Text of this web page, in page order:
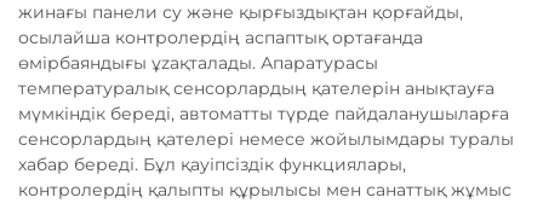
жинағы панели су және қырғыздықтан қорғайды,
осылайша контролердің аспаптық ортағанда
өмірбаяндығы ұzaқталады. Апаратурасы
температуралық сенсорлардың қателерін анықтауға
мүмкіндік береді, автоматты түрде пайдаланушыларға
сенсорлардың қателері немесе жойылымдары туралы
хабар береді. Бұл қауіпсіздік функциялары,
контролердің қалыпты құрылысы мен санаттық жұмыс